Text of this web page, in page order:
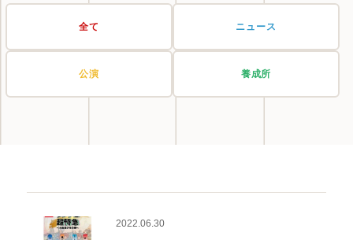
全て ニュース
公演 養成所
2022.06.30